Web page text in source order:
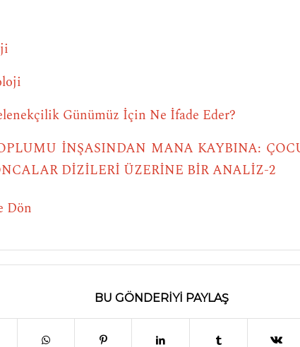
Günümüz İçin Ne İfade Eder?
İNŞASINDAN MANA KAYBINA:
DİZİLERİ ÜZERİNE BİR ANALİZ-2
Dön
BU GÖNDERIYI PAYLAŞ